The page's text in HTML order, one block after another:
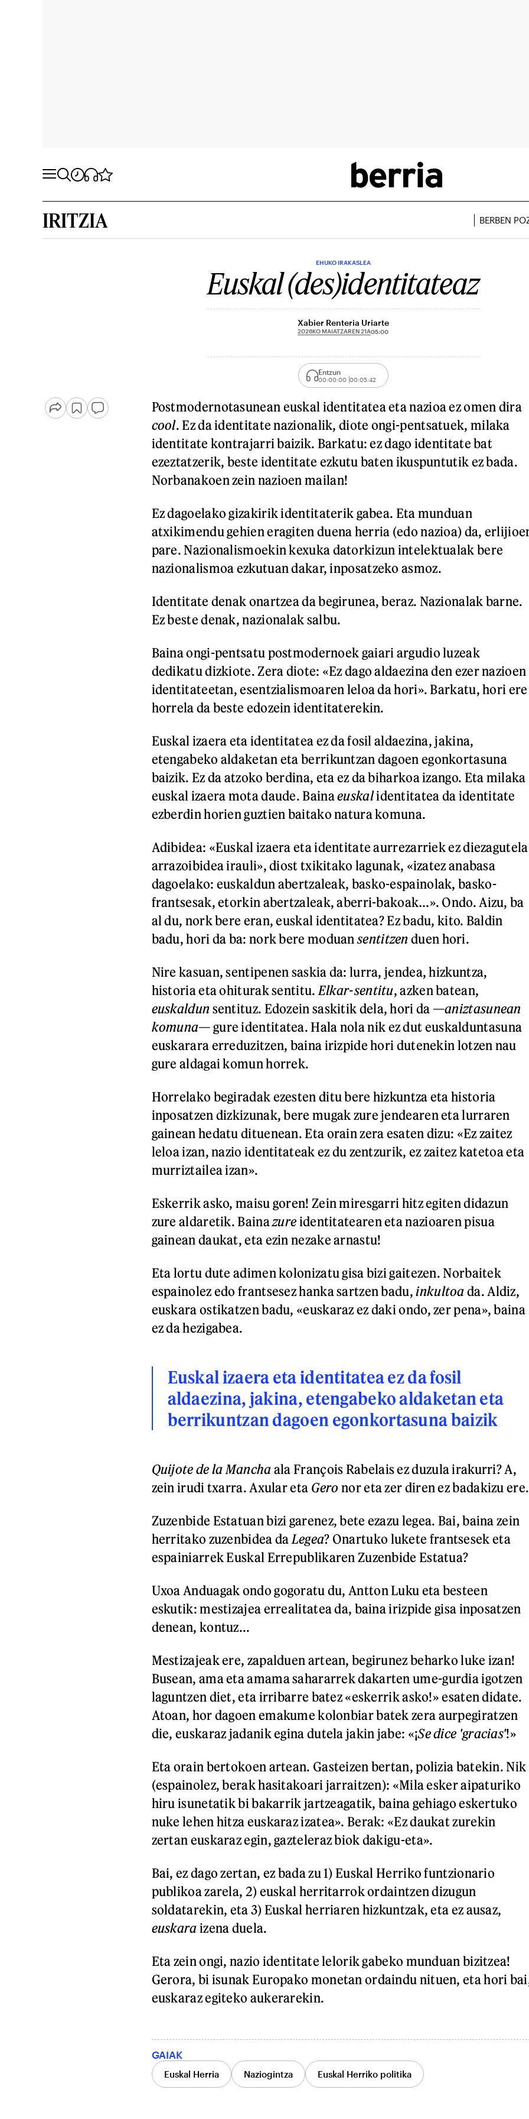
IRITZIA BERBEN
EHUKO IRAKASLEA
Euskal (des)identitateaz
Xabier Renteria Uriarte
2026KO MAIATZAREN 21A05:00
Entzun
00:00:00 00:05:42
Postmodernotasunean euskal identitatea eta nazioa ez omen dira
cool. Ez da identitate nazionalik, diote ongi-pentsatuek, milaka
identitate kontrajarri baizik. Barkatu: ez dago identitate bat
ezeztatzerik, beste identitate ezkutu baten ikuspuntutik ez bada.
Norbanakoen zein nazioen mailan!
Ez dagoelako gizakirik identitaterik gabea. Eta munduan
atxikimendu gehien eragiten duena herria (edo nazioa) da,
pare. Nazionalismoekin kexuka datorkizun intelektualak bere
nazionalismoa ezkutuan dakar, inposatzeko asmoz.
Identitate denak onartzea da begirunea, beraz. Nazionalak barne.
Ez beste denak, nazionalak salbu.
Baina ongi-pentsatu postmodernoek gaiari argudio luzeak
dedikatu dizkiote. Zera diote: «Ez dago aldaezina den ezer nazioen
identitateetan, esentzialismoaren leloa da hori». Barkatu, hori ere
horrela da beste edozein identitaterekin.
Euskal izaera eta identitatea ez da fosil aldaezina, jakina,
etengabeko aldaketan eta berrikuntzan dagoen egonkortasuna
baizik. Ez da atzoko berdina, eta ez da biharkoa izango. Eta milaka
euskal izaera mota daude. Bainaeuskalidentitatea da identitate
ezberdin horien guztien baitako natura komuna.
Adibidea: «Euskal izaera eta identitate aurrezarriek ez diezagutela
arrazoibidea irauli», diost txikitako lagunak, «izatez anabasa
dagoelako: euskaldun abertzaleak, basko-espainolak, basko-
frantsesak, etorkin abertzaleak, aberri-bakoak…». Ondo. Aizu, ba
al du, nork bere eran, euskal identitatea? Ez badu, kito. Baldin
badu, hori da ba: nork bere moduan sentitzen duen hori.
Nire kasuan, sentipenen saskia da: lurra, jendea, hizkuntza,
historia eta ohiturak sentitu. Elkar-sentitu, azken batean,
euskaldun sentituz. Edozein saskitik dela, hori da —aniztasunean
komuna— gure identitatea. Hala nola nik ez dut euskalduntasuna
euskarara erreduzitzen, baina irizpide hori dutenekin lotzen nau
gure aldagai komun horrek.
Horrelako begiradak ezesten ditu bere hizkuntza eta historia
inposatzen dizkizunak, bere mugak zure jendearen eta lurraren
gainean hedatu dituenean. Eta orain zera esaten dizu: «Ez zaitez
leloa izan, nazio identitateak ez du zentzurik, ez zaitez katetoa eta
murriztailea izan».
Eskerrik asko, maisu goren! Zein miresgarri hitz egiten didazun
zure aldaretik. Bainazure identitatearen eta nazioaren pisua
gainean daukat, eta ezin nezake arnastu!
Eta lortu dute adimen kolonizatu gisa bizi gaitezen. Norbaitek
espainolez edo frantsesez hanka sartzen badu,inkultoa da. Aldiz,
euskara ostikatzen badu, «euskaraz ez daki ondo, zer pena», baina
ez da hezigabea.
Euskal izaera eta identitatea ez da fosil
aldaezina, jakina, etengabeko aldaketan eta
berrikuntzan dagoen egonkortasuna baizik
Quijote de la Mancha ala François Rabelais ez duzula irakurri? A,
zein irudi txarra. Axular eta Gero nor eta zer diren ez badakizu ere.
Zuzenbide Estatuan bizi garenez, bete ezazu legea. Bai, baina zein
herritako zuzenbidea da Legea? Onartuko lukete frantsesek eta
espainiarrek Euskal Errepublikaren Zuzenbide Estatua?
Uxoa Anduagak ondo gogoratu du, Antton Luku eta besteen
eskutik: mestizajea errealitatea da, baina irizpide gisa inposatzen
denean, kontuz...
Mestizajeak ere, zapalduen artean, begirunez beharko luke izan!
Busean, ama eta amama sahararrek dakarten ume-gurdia igotzen
laguntzen diet, eta irribarre batez «eskerrik asko!» esaten didate.
Atoan, hor dagoen emakume kolonbiar batek zera aurpegiratzen
die, euskaraz jadanik egina dutela jakin jabe: «¡Se dice 'gracias'!»
Eta orain bertokoen artean. Gasteizen bertan, polizia batekin. Nik
(espainolez, berak hasitakoari jarraitzen): «Mila esker aipaturiko
hiru isunetatik bi bakarrik jartzeagatik, baina gehiago eskertuko
nuke lehen hitza euskaraz izatea». Berak: «Ez daukat zurekin
zertan euskaraz egin, gazteleraz biok dakigu-eta».
Bai, ez dago zertan, ez bada zu 1) Euskal Herriko funtzionario
publikoa zarela, 2) euskal herritarrok ordaintzen dizugun
soldatarekin, eta 3) Euskal herriaren hizkuntzak, eta ez ausaz,
euskara izena duela.
Eta zein ongi, nazio identitate lelorik gabeko munduan bizitzea!
Gerora, bi isunak Europako monetan ordaindu nituen, eta hori
euskaraz egiteko aukerarekin.
GAIAK
Euskal Herria Naziogintza Euskal Herriko politika